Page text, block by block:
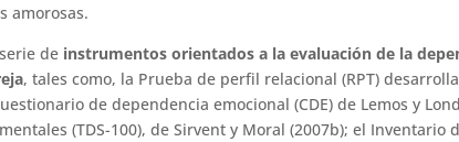
amorosas.
de instrumentos orientados a la evaluación de la
, tales como, la Prueba de perfil relacional (RPT)
de dependencia emocional (CDE) de Lemos y
(TDS-100), de Sirvent y Moral (2007b); el Inventario